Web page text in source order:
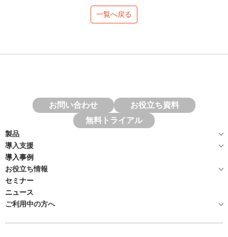
一覧へ戻る
お問い合わせ
お役立ち資料
無料トライアル
製品
導入支援
導入事例
お役立ち情報
セミナー
ニュース
ご利用中の方へ